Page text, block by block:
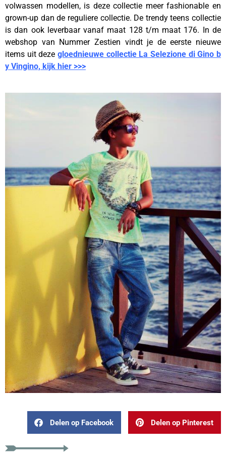
volwassen modellen, is deze collectie meer fashionable en
grown-up dan de reguliere collectie. De trendy teens collectie
is dan ook leverbaar vanaf maat 128 t/m maat 176. In de
webshop van Nummer Zestien vindt je de eerste nieuwe
items uit deze gloednieuwe collectie La Selezione di Gino b
y Vingino, kijk hier >>>
Delen op Facebook Delen op Pinterest